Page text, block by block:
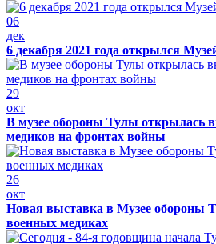
06
дек
6 декабря 2021 года открылся
29
окт
В музее обороны Тулы открылась
медиков на фронтах войны
26
окт
Новая выставка в Музее обороны
военных медиках